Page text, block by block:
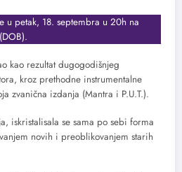
u petak, 18. septembra u 20h na
kao rezultat dugogodišnjeg
kroz prethodne instrumentalne
zvanična izdanja (Mantra i P.U.T.).
iskristalisala se sama po sebi forma
novih i preoblikovanjem starih